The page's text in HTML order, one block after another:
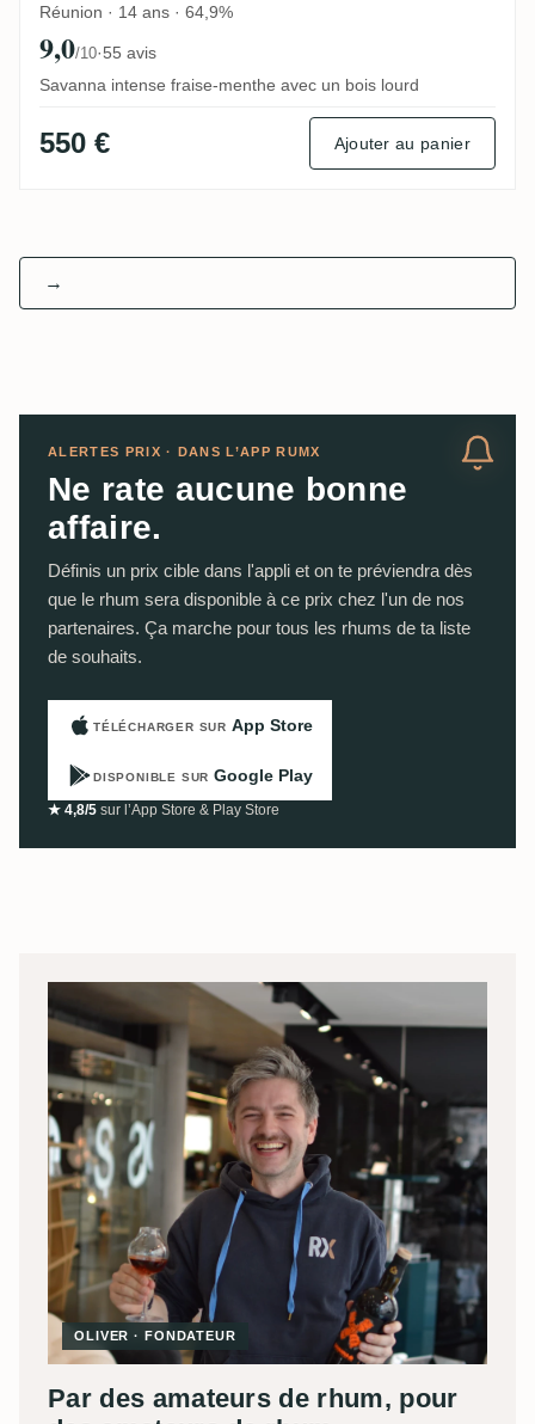
Réunion · 14 ans · 64,9%
9,0/10·55 avis
Savanna intense fraise-menthe avec un bois lourd
550 € Ajouter au panier
→
ALERTES PRIX · DANS L’APP RUMX
Ne rate aucune bonne
affaire.
Définis un prix cible dans l'appli et on te préviendra dès
que le rhum sera disponible à ce prix chez l'un de nos
partenaires. Ça marche pour tous les rhums de ta liste
de souhaits.
TÉLÉCHARGER SUR App Store
DISPONIBLE SUR Google Play
★ 4,8/5 sur l’App Store & Play Store
OLIVER · FONDATEUR
Par des amateurs de rhum, pour